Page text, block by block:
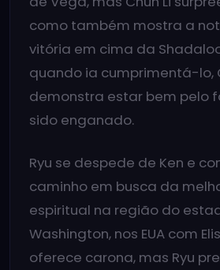
como também mostra a
vitória em cima da
quando ia cumprimentá-lo,
demonstra estar bem pelo
sido enganado.
Ryu se despede de Ken e
caminho em busca da
espiritual na região do
Washington, nos EUA com
oferece carona, mas Ryu